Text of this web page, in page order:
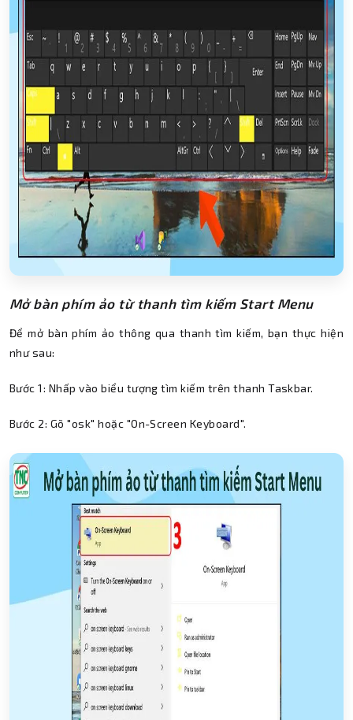
Mở bàn phím ảo từ thanh tìm kiếm Start Menu
Để mở bàn phím ảo thông qua thanh tìm kiếm, bạn thực hiện
như sau:
Bước 1: Nhấp vào biểu tượng tìm kiếm trên thanh Taskbar.
Bước 2: Gõ "osk" hoặc "On-Screen Keyboard".